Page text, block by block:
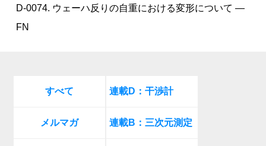
D-0074. ウェーハ反りの自重における変形について —
FN
すべて
メルマガ
連載D：干渉計
連載B：三次元測定